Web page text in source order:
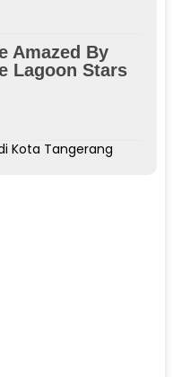
Kota Tangerang